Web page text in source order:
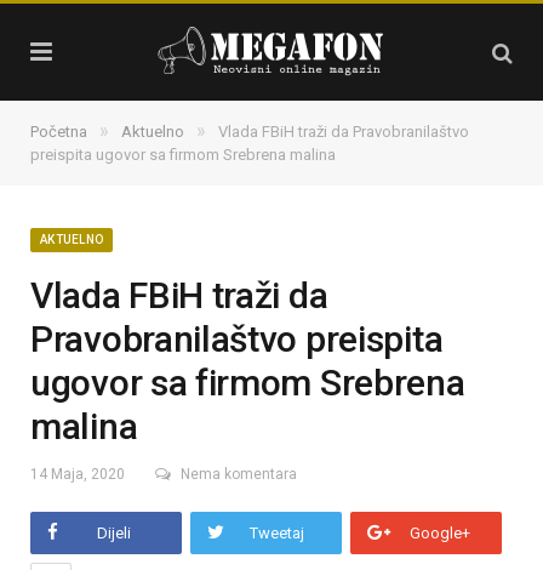
Početna » Aktuelno »
Vlada FBiH traži da Pravobranilaštvo
preispita ugovor sa firmom Srebrena malina
AKTUELNO
Vlada FBiH traži da
Pravobranilaštvo preispita
ugovor sa firmom Srebrena
malina
14 Maja, 2020 Nema komentara
Dijeli Tweetaj Google+